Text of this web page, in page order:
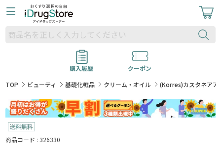
購入履歴
クーポン
TOP
ビューティ 基礎化粧品 クリーム・オイル (Korres)カスタネアア
商品コード : 326330